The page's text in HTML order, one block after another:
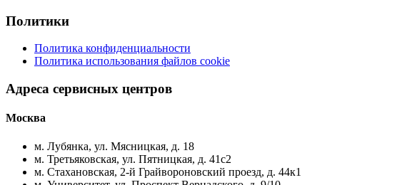
Политики
Политика конфиденциальности
Политика использования файлов cookie
Адреса сервисных центров
Москва
м. Лубянка, ул. Мясницкая, д. 18
м. Третьяковская, ул. Пятницкая, д. 41с2
м. Стахановская, 2-й Грайвороновский проезд, д. 44к1